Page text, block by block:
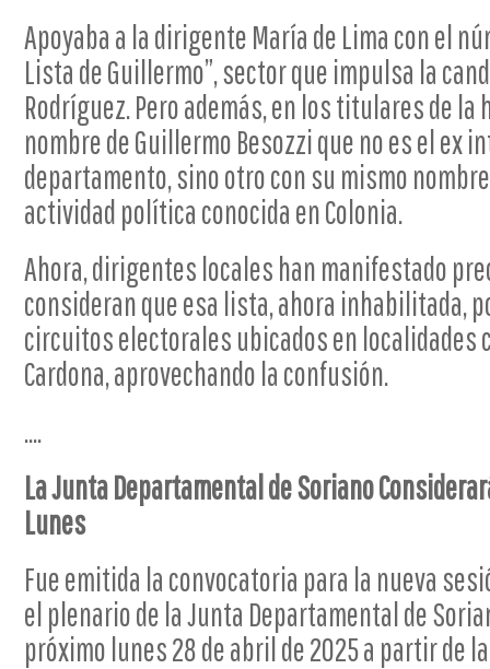
Apoyaba a la dirigente María de Lima con el
Lista de Guillermo”, sector que impulsa la
Rodríguez. Pero además, en los titulares de la
nombre de Guillermo Besozzi que no es el ex
departamento, sino otro con su mismo
actividad política conocida en Colonia.
Ahora, dirigentes locales han manifestado
consideran que esa lista, ahora inhabilitada,
circuitos electorales ubicados en localidades
Cardona, aprovechando la confusión.
....
La Junta Departamental de Soriano
Lunes
Fue emitida la convocatoria para la nueva
el plenario de la Junta Departamental de
próximo lunes 28 de abril de 2025 a partir de